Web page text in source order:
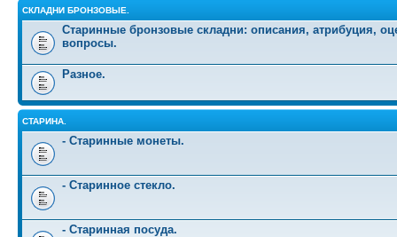
СКЛАДНИ БРОНЗОВЫЕ.
Старинные бронзовые складни: описания, атрибуция,
вопросы.
Разное.
СТАРИНА.
- Старинные монеты.
- Старинное стекло.
- Старинная посуда.